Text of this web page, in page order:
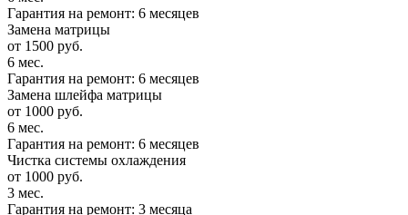
Гарантия на ремонт: 6 месяцев
Замена матрицы
от 1500 руб.
6 мес.
Гарантия на ремонт: 6 месяцев
Замена шлейфа матрицы
от 1000 руб.
6 мес.
Гарантия на ремонт: 6 месяцев
Чистка системы охлаждения
от 1000 руб.
3 мес.
Гарантия на ремонт: 3 месяца